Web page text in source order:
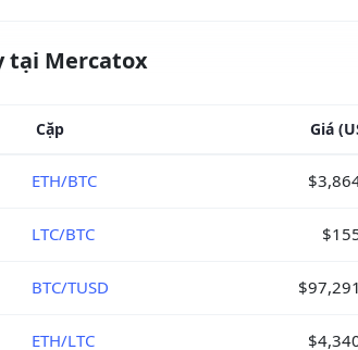
tại Mercatox
Cặp Giá
ETH/BTC
LTC/BTC
BTC/TUSD
ETH/LTC